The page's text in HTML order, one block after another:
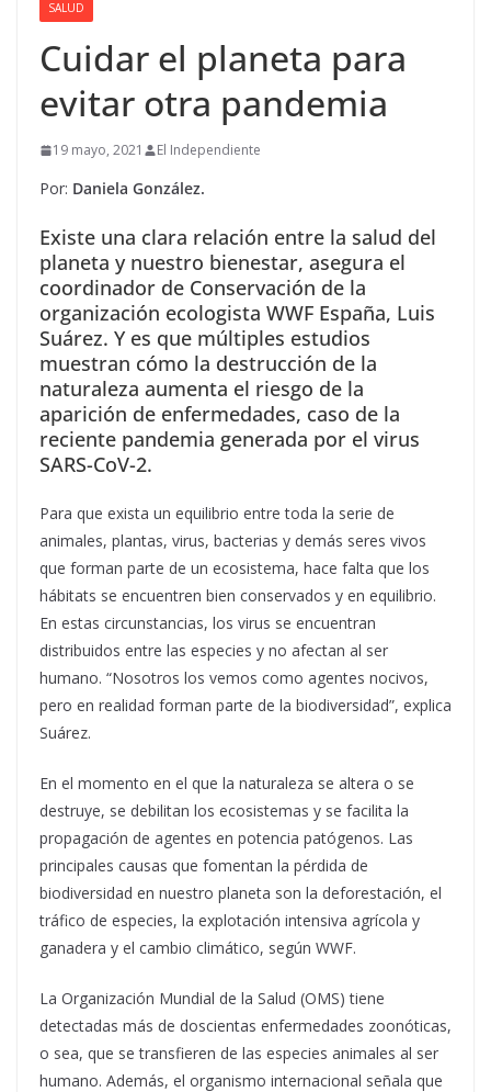
SALUD
Cuidar el planeta para
evitar otra pandemia
19 mayo, 2021 El Independiente
Por: Daniela González.
Existe una clara relación entre la salud del
planeta y nuestro bienestar, asegura el
coordinador de Conservación de la
organización ecologista WWF España, Luis
Suárez. Y es que múltiples estudios
muestran cómo la destrucción de la
naturaleza aumenta el riesgo de la
aparición de enfermedades, caso de la
reciente pandemia generada por el virus
SARS-CoV-2.
Para que exista un equilibrio entre toda la serie de
animales, plantas, virus, bacterias y demás seres vivos
que forman parte de un ecosistema, hace falta que los
hábitats se encuentren bien conservados y en equilibrio.
En estas circunstancias, los virus se encuentran
distribuidos entre las especies y no afectan al ser
humano. “Nosotros los vemos como agentes nocivos,
pero en realidad forman parte de la biodiversidad”, explica
Suárez.
En el momento en el que la naturaleza se altera o se
destruye, se debilitan los ecosistemas y se facilita la
propagación de agentes en potencia patógenos. Las
principales causas que fomentan la pérdida de
biodiversidad en nuestro planeta son la deforestación, el
tráfico de especies, la explotación intensiva agrícola y
ganadera y el cambio climático, según WWF.
La Organización Mundial de la Salud (OMS) tiene
detectadas más de doscientas enfermedades zoonóticas,
o sea, que se transfieren de las especies animales al ser
humano. Además, el organismo internacional señala que